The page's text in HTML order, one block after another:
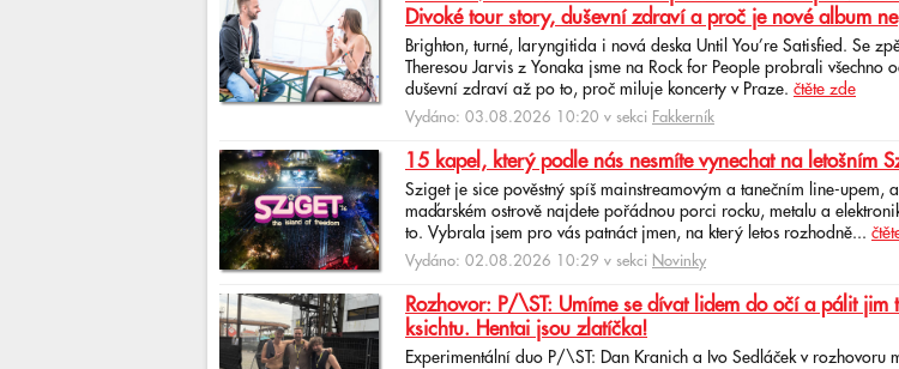
Divoké tour story, duševní zdraví a proč je nové album
Brighton, turné, laryngitida i nová deska Until You’re Satisfied. Se
Theresou Jarvis z Yonaka jsme na Rock for People probrali všechno
duševní zdraví až po to, proč miluje koncerty v Praze. čtěte zde
Vydáno: 03.08.2026 10:20 v sekci Fakkerník
15 kapel, který podle nás nesmíte vynechat na letošním
Sziget je sice pověstný spíš mainstreamovým a tanečním line-upem,
maďarském ostrově najdete pořádnou porci rocku, metalu a
to. Vybrala jsem pro vás patnáct jmen, na který letos rozhodně...
Vydáno: 02.08.2026 10:29 v sekci Novinky
Rozhovor: P/\ST: Umíme se dívat lidem do očí a pálit jim
ksichtu. Hentai jsou zlatíčka!
Experimentální duo P/\ST: Dan Kranich a Ivo Sedláček v rozhovoru